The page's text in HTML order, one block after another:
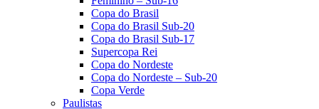
Copa do Brasil
Copa do Brasil Sub-20
Copa do Brasil Sub-17
Supercopa Rei
Copa do Nordeste
Copa do Nordeste – Sub-20
Copa Verde
Paulistas